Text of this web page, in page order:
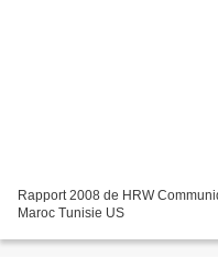
Rapport 2008 de HRW
Maroc Tunisie US